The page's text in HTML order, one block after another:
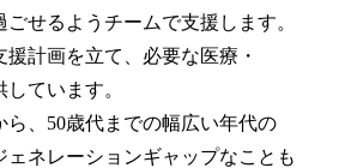
せるようチームで支援します。
計画を立て、必要な医療・
ています。
、50歳代までの幅広い年代の
ネレーションギャップなことも